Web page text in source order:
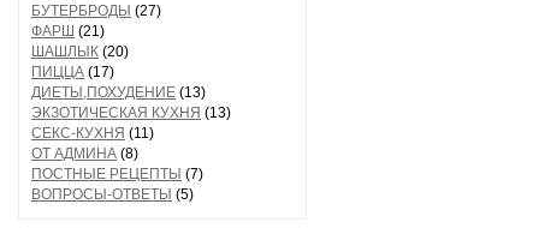
БУТЕРБРОДЫ (27)
ФАРШ (21)
ШАШЛЫК (20)
ПИЦЦА (17)
ДИЕТЫ,ПОХУДЕНИЕ (13)
ЭКЗОТИЧЕСКАЯ КУХНЯ (13)
СЕКС-КУХНЯ (11)
ОТ АДМИНА (8)
ПОСТНЫЕ РЕЦЕПТЫ (7)
ВОПРОСЫ-ОТВЕТЫ (5)